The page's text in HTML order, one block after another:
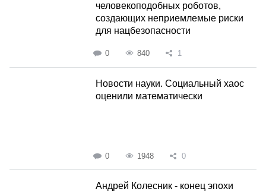
человекоподобных роботов,
создающих неприемлемые риски
для нацбезопасности
0 840 1
Новости науки. Социальный хаос
оценили математически
0 1948 0
Андрей Колесник - конец эпохи